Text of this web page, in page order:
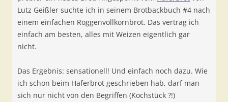
Lutz Geißler suchte ich in seinem Brotbackbuch #4 nach
einem einfachen Roggenvollkornbrot. Das vertrag ich
einfach am besten, alles mit Weizen eigentlich gar
nicht.
Das Ergebnis: sensationell! Und einfach noch dazu. Wie
ich schon beim Haferbrot geschrieben hab, darf man
sich nur nicht von den Begriffen (Kochstück ?!)